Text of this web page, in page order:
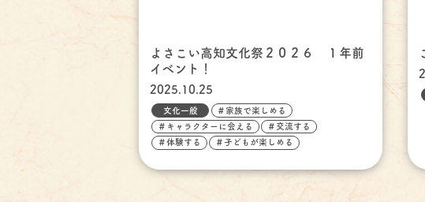
よさこい高知文化祭２０２６ １年前
イベント！
2025.10.25
文化一般 ＃家族で楽しめる
＃キャラクターに会える ＃交流する
＃体験する ＃子どもが楽しめる